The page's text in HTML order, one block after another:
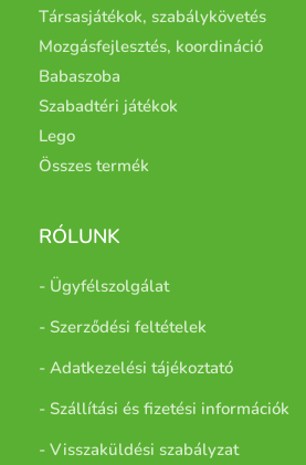
Társasjátékok, szabálykövetés
Mozgásfejlesztés, koordináció
Babaszoba
Szabadtéri játékok
Lego
Összes termék
RÓLUNK
- Ügyfélszolgálat
- Szerződési feltételek
- Adatkezelési tájékoztató
- Szállítási és fizetési információk
- Visszaküldési szabályzat